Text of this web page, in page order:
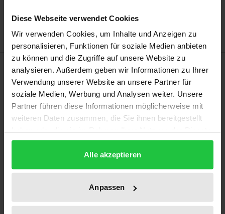
Diese Webseite verwendet Cookies
Wir verwenden Cookies, um Inhalte und Anzeigen zu
personalisieren, Funktionen für soziale Medien anbieten
zu können und die Zugriffe auf unsere Website zu
analysieren. Außerdem geben wir Informationen zu Ihrer
Verwendung unserer Website an unsere Partner für
soziale Medien, Werbung und Analysen weiter. Unsere
Partner führen diese Informationen möglicherweise mit
weiteren Daten zusammen, die Sie ihnen bereitgestellt
gesammelt haben.
Alle akzeptieren
Anpassen
Hinweise zu Versandkosten
Beschreibung
Diese Studie ordnet die ökonomischen Modelle der
"Entwicklungshilfe" als kolonial geprägtes und
historisch gebundenes Wissen ein und untersucht
deren Lokalisierung in Verhandlungen und
Projekten der Bundesrepublik und der Niederlande
Akten aus Ministerien in Bonn und Den Haag sowie
zeitgenössische wissenschaftliche Publikationen